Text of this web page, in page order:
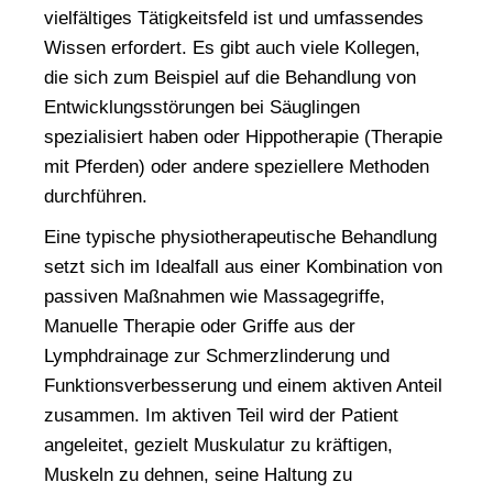
vielfältiges Tätigkeitsfeld ist und umfassendes
Wissen erfordert. Es gibt auch viele Kollegen,
die sich zum Beispiel auf die Behandlung von
Entwicklungsstörungen bei Säuglingen
spezialisiert haben oder Hippotherapie (Therapie
mit Pferden) oder andere speziellere Methoden
durchführen.
Eine typische physiotherapeutische Behandlung
setzt sich im Idealfall aus einer Kombination von
passiven Maßnahmen wie Massagegriffe,
Manuelle Therapie oder Griffe aus der
Lymphdrainage zur Schmerzlinderung und
Funktionsverbesserung und einem aktiven Anteil
zusammen. Im aktiven Teil wird der Patient
angeleitet, gezielt Muskulatur zu kräftigen,
Muskeln zu dehnen, seine Haltung zu